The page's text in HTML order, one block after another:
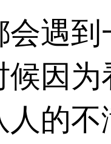
遇
因
的